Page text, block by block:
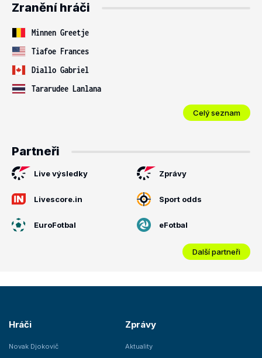
Zranění hráči
Minnen Greetje
Tiafoe Frances
Diallo Gabriel
Tararudee Lanlana
Celý seznam
Partneři
Live výsledky Zprávy
Livescore.in Sport odds
EuroFotbal eFotbal
Další partneři
Hráči
Novak Djokovič
Zprávy
Aktuality